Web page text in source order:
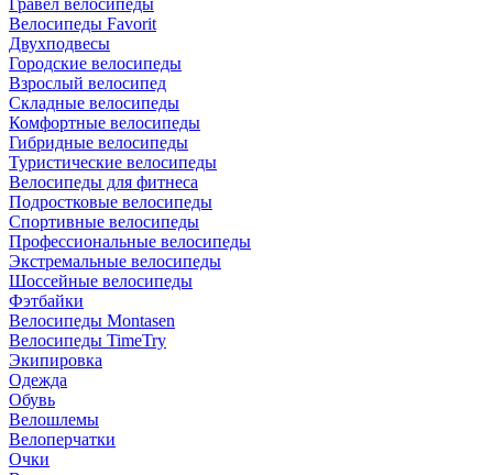
Гравел велосипеды
Велосипеды Favorit
Двухподвесы
Городские велосипеды
Взрослый велосипед
Складные велосипеды
Комфортные велосипеды
Гибридные велосипеды
Туристические велосипеды
Велосипеды для фитнеса
Подростковые велосипеды
Спортивные велосипеды
Профессиональные велосипеды
Экстремальные велосипеды
Шоссейные велосипеды
Фэтбайки
Велосипеды Montasen
Велосипеды TimeTry
Экипировка
Одежда
Обувь
Велошлемы
Велоперчатки
Очки